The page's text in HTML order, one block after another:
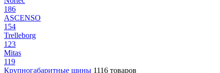
186
ASCENSO
154
Trelleborg
123
Mitas
119
Крупногабаритные шины 1116 товаров